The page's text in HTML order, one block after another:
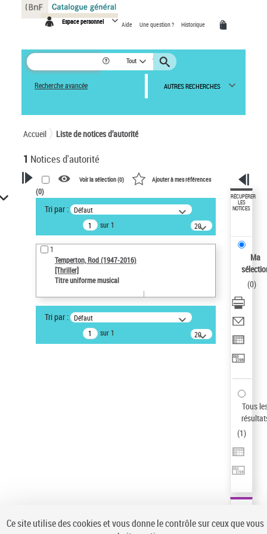
Espace personnel Aide Une question ? Historique
Tout
Recherche avancée AUTRES RECHERCHES
Accueil Liste de notices d’autorité
1 Notices d'autorité
VOTRE RECHERCHE
Recherche avancée dans les
notices d’autorité
Œuvres liées à l'auteur :
Temperton, Rod (1947-2016)
Auteur d’œuvre
Type de notice d'autorité
Titre uniforme musical
Voir la sélection (0) Ajouter à mes références
(0)
Tri par : Défaut
sur 1
20
résultats/page
1
Temperton, Rod (1947-2016)
[Thriller]
Titre uniforme musical
Tri par : Défaut
sur 1
20
résultats/page
RÉCUPÉRER
LES
NOTICES
Ma
(0)
Tous
(1)
Panneau de gestion des cookies
Ce site utilise des cookies et vous donne le contrôle sur ceux que vous